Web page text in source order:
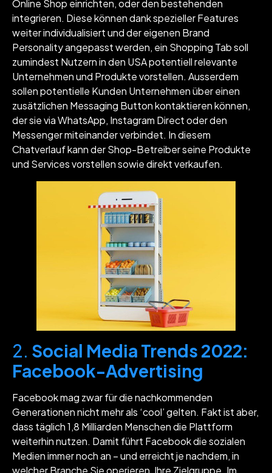
Online Shop einrichten, oder den bestehenden
integrieren. Diese können dank spezieller Features
weiter individualisiert und der eigenen Brand
Personality angepasst werden, ein Shopping Tab soll
zumindest Nutzern in den USA potentiell relevante
Unternehmen und Produkte vorstellen. Ausserdem
sollen potentielle Kunden Unternehmen über einen
zusätzlichen Messaging Button kontaktieren können,
der sie via WhatsApp, Instagram Direct oder den
Messenger miteinander verbindet. In diesem
Chatverlauf kann der Shop-Betreiber seine Produkte
und Services vorstellen sowie direkt verkaufen.
2. Social Media Trends 2022:
Facebook-Advertising
Facebook mag zwar für die nachkommenden
Generationen nicht mehr als ‘cool’ gelten. Fakt ist aber,
dass täglich 1,8 Milliarden Menschen die Plattform
weiterhin nutzen. Damit führt Facebook die sozialen
Medien immer noch an – und erreicht je nachdem, in
welcher Branche Sie operieren, Ihre Zielgruppe. Im